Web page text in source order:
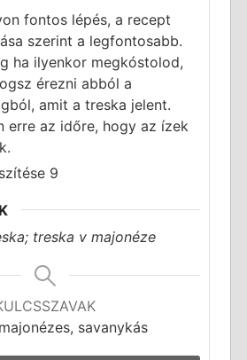
fontos lépés, a recept
szerint a legfontosabb.
ha ilyenkor megkóstolod,
érezni abból a
amit a treska jelent.
erre az időre, hogy az ízek
treska v majonéze
savanykás